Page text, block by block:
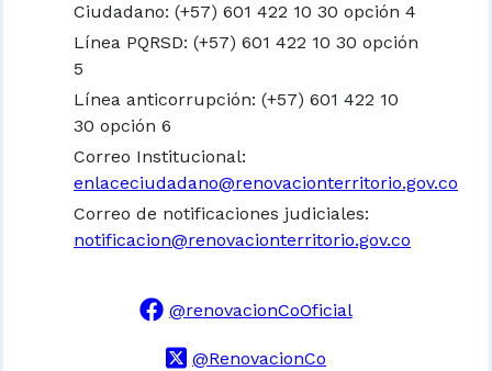
Ciudadano: (+57) 601 422 10 30 opción 4
Línea PQRSD: (+57) 601 422 10 30 opción
5
Línea anticorrupción: (+57) 601 422 10
30 opción 6
Correo Institucional:
enlaceciudadano@renovacionterritorio.gov.co
Correo de notificaciones judiciales:
notificacion@renovacionterritorio.gov.co
@renovacionCoOficial
@RenovacionCo